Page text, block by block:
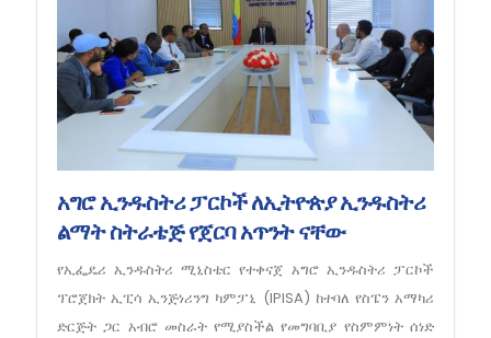
አግሮ ኢንዱስትሪ ፓርኮች ለኢትዮጵያ ኢንዱስትሪ
ልማት ስትራቴጅ የጀርባ አጥንት ናቸው
የኢፌዴሪ ኢንዱስትሪ ሚኒስቴር የተቀናጀ አግሮ ኢንዱስትሪ ፓርኮች
ፕሮጀክት ኢፒሳ ኢንጅነሪንግ ካምፓኒ (IPISA) ከተባለ የስፔን አማካሪ
ድርጅት ጋር አብሮ መስራት የሚያስችል የመግባቢያ የስምምነት ሰነድ